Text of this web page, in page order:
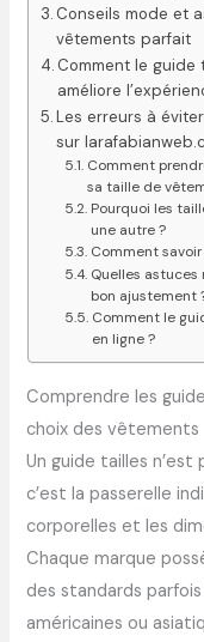
Conseils mode et
vêtements parfait
Comment le guide
améliore
Les erreurs à
sur
Comment
sa taille de
Pourquoi les
une autre ?
Comment
Quelles astuces
bon ajustement
Comment le
en ligne ?
Comprendre les
choix des vêtements
Un guide tailles
c’est la passerelle
corporelles et les
Chaque marque
des standards
américaines ou